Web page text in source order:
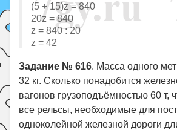
(5 + 15)z = 840
20z = 840
z = 840 : 20
z = 42
Задание № 616. Масса одного
32 кг. Сколько понадобится
вагонов грузоподъёмностью 60 т,
все рельсы, необходимые для
одноколейной железной дороги